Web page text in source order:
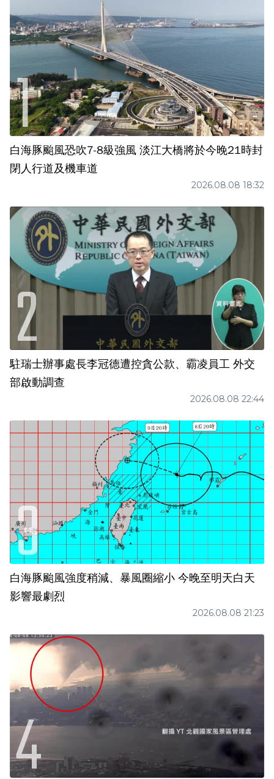
白海豚颱風恐吹7-8級強風 淡江大橋將於今晚21時封
閉人行道及機車道
2026.08.08 18:32
駐瑞士辦事處長李冠德遭控貪公款、霸凌員工 外交
部啟動調查
2026.08.08 22:44
白海豚颱風強度稍減、暴風圈縮小 今晚至明天白天
影響最劇烈
2026.08.08 21:23